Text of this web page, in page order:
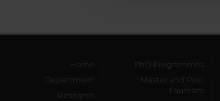
Home
Department
Research
PhD Programmes
Master and Post
Lauream